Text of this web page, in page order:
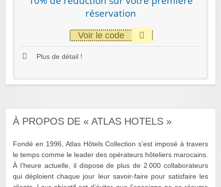
réservation
Voir le code
Plus de détail !
À PROPOS DE « ATLAS HOTELS »
Fondé en 1996, Atlas Hôtels Collection s’est imposé à travers
le temps comme le leader des opérateurs hôteliers marocains.
À l’heure actuelle, il dispose de plus de 2 000 collaborateurs
qui déploient chaque jour leur savoir-faire pour satisfaire les